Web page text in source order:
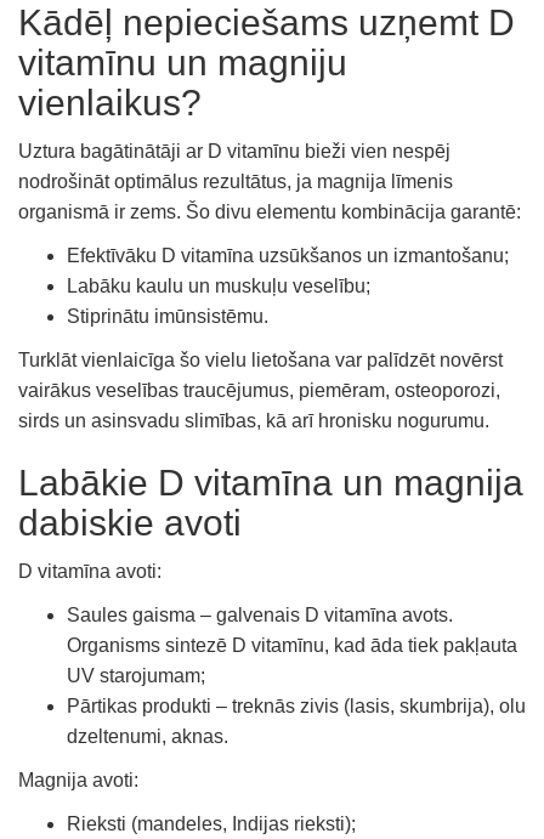
Kādēļ nepieciešams uzņemt D
vitamīnu un magniju
vienlaikus?
Uztura bagātinātāji ar D vitamīnu bieži vien nespēj
nodrošināt optimālus rezultātus, ja magnija līmenis
organismā ir zems. Šo divu elementu kombinācija garantē:
Efektīvāku D vitamīna uzsūkšanos un izmantošanu;
Labāku kaulu un muskuļu veselību;
Stiprinātu imūnsistēmu.
Turklāt vienlaicīga šo vielu lietošana var palīdzēt novērst
vairākus veselības traucējumus, piemēram, osteoporozi,
sirds un asinsvadu slimības, kā arī hronisku nogurumu.
Labākie D vitamīna un magnija
dabiskie avoti
D vitamīna avoti:
Saules gaisma – galvenais D vitamīna avots.
Organisms sintezē D vitamīnu, kad āda tiek pakļauta
UV starojumam;
Pārtikas produkti – treknās zivis (lasis, skumbrija), olu
dzeltenumi, aknas.
Magnija avoti:
Rieksti (mandeles, Indijas rieksti);